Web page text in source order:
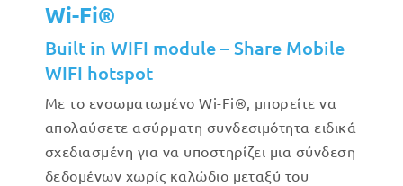
Wi-Fi®
Built in WIFI module – Share Mobile
WIFI hotspot
Με το ενσωματωμένο Wi-Fi®, μπορείτε να
απολαύσετε ασύρματη συνδεσιμότητα ειδικά
σχεδιασμένη για να υποστηρίζει μια σύνδεση
δεδομένων χωρίς καλώδιο μεταξύ του